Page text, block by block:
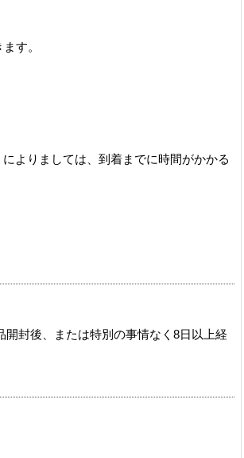
す。
よりましては、到着までに時間がかかる
封後、または特別の事情なく8日以上経